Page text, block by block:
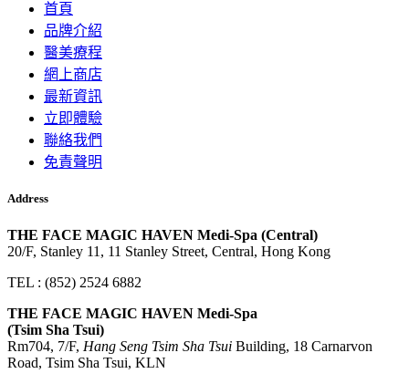
首頁
品牌介紹
醫美療程
網上商店
最新資訊
立即體驗
聯絡我們
免責聲明
Address
THE FACE MAGIC HAVEN Medi-Spa (Central)
20/F, Stanley 11, 11 Stanley Street, Central, Hong Kong
TEL : (852) 2524 6882
THE FACE MAGIC HAVEN Medi-Spa
(Tsim Sha Tsui)
Rm704, 7/F, Hang Seng Tsim Sha Tsui Building, 18 Carnarvon
Road, Tsim Sha Tsui, KLN